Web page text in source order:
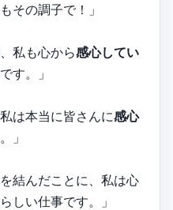
その調子で！」
私も心から感心してい
す。」
は本当に皆さんに感心
」
結んだことに、私は心
しい仕事です。」